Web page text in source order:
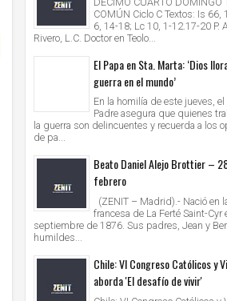
COMÚN Ciclo C Textos: Is 66,
6, 14-18; Lc 10, 1-12.17-20 P.
Rivero, L.C. Doctor en Teolo...
El Papa en Sta. Marta: ‘Dios
guerra en el mundo’
En la homilía de este jueves, el
Padre asegura que quienes
la guerra son delincuentes y recuerda a los
de pa...
Beato Daniel Alejo Brottier –
febrero
(ZENIT – Madrid).- Nació en
francesa de La Ferté Saint-Cyr
septiembre de 1876. Sus padres, Jean y
humildes...
Chile: VI Congreso Católicos y
aborda 'El desafío de vivir'